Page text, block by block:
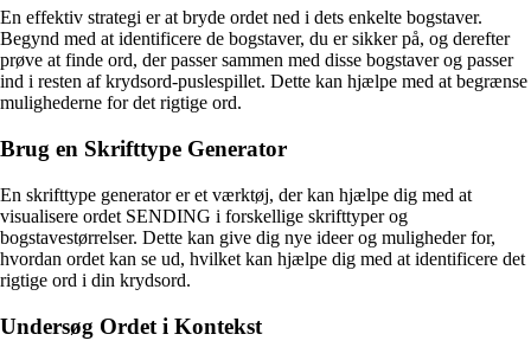
En effektiv strategi er at bryde ordet ned i dets enkelte bogstaver.
Begynd med at identificere de bogstaver, du er sikker på, og derefter
prøve at finde ord, der passer sammen med disse bogstaver og passer
ind i resten af krydsord-puslespillet. Dette kan hjælpe med at begrænse
mulighederne for det rigtige ord.
Brug en Skrifttype Generator
En skrifttype generator er et værktøj, der kan hjælpe dig med at
visualisere ordet SENDING i forskellige skrifttyper og
bogstavestørrelser. Dette kan give dig nye ideer og muligheder for,
hvordan ordet kan se ud, hvilket kan hjælpe dig med at identificere det
rigtige ord i din krydsord.
Undersøg Ordet i Kontekst